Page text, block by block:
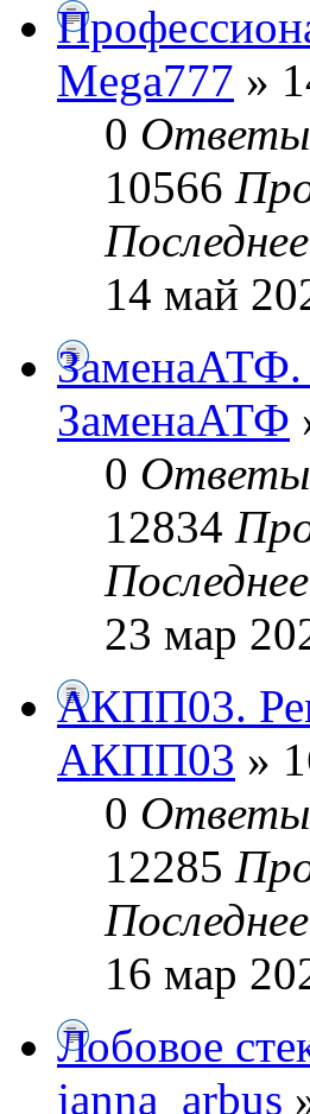
Mega777 »
0 Ответы
10566
14 май
ЗаменаАТФ.
ЗаменаАТФ
0 Ответы
12834
23 мар
АКПП03.
АКПП03 »
0 Ответы
12285
16 мар
Лобовое
janna_arbus